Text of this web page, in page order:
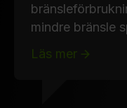
mindre bränsle
Läs mer